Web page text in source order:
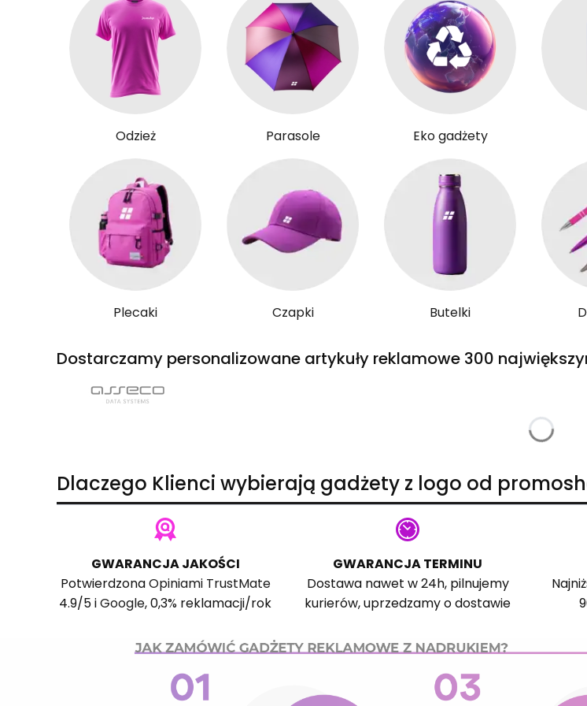
Odzież Parasole Eko gadżety
Plecaki Czapki Butelki
Dostarczamy personalizowane artykuły reklamowe 300
Dlaczego Klienci wybierają gadżety z logo od
GWARANCJA JAKOŚCI
PotwierdzonaOpiniami TrustMate
4.9/5 iGoogle, 0,3% reklamacji/rok
GWARANCJA TERMINU
Dostawa nawet w 24h, pilnujemy
kurierów, uprzedzamy o dostawie